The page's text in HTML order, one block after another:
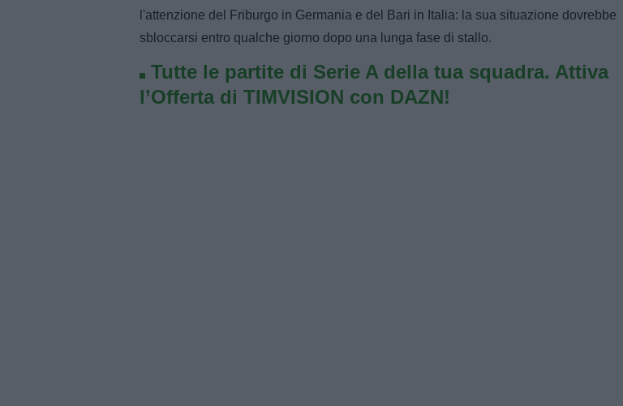
l'attenzione del Friburgo in Germania e del Bari in Italia: la sua situazione dovrebbe
sbloccarsi entro qualche giorno dopo una lunga fase di stallo.
Tutte le partite di Serie A della tua squadra. Attiva
l’Offerta di TIMVISION con DAZN!